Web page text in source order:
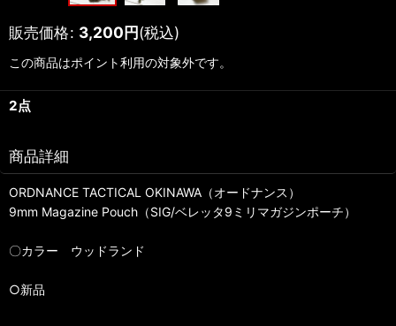
販売価格: 3,200円(税込)
この商品はポイント利用の対象外です。
2点
商品詳細
ORDNANCE TACTICAL OKINAWA（オードナンス）
9mm Magazine Pouch（SIG/ベレッタ9ミリマガジンポーチ）
〇カラー ウッドランド
○新品